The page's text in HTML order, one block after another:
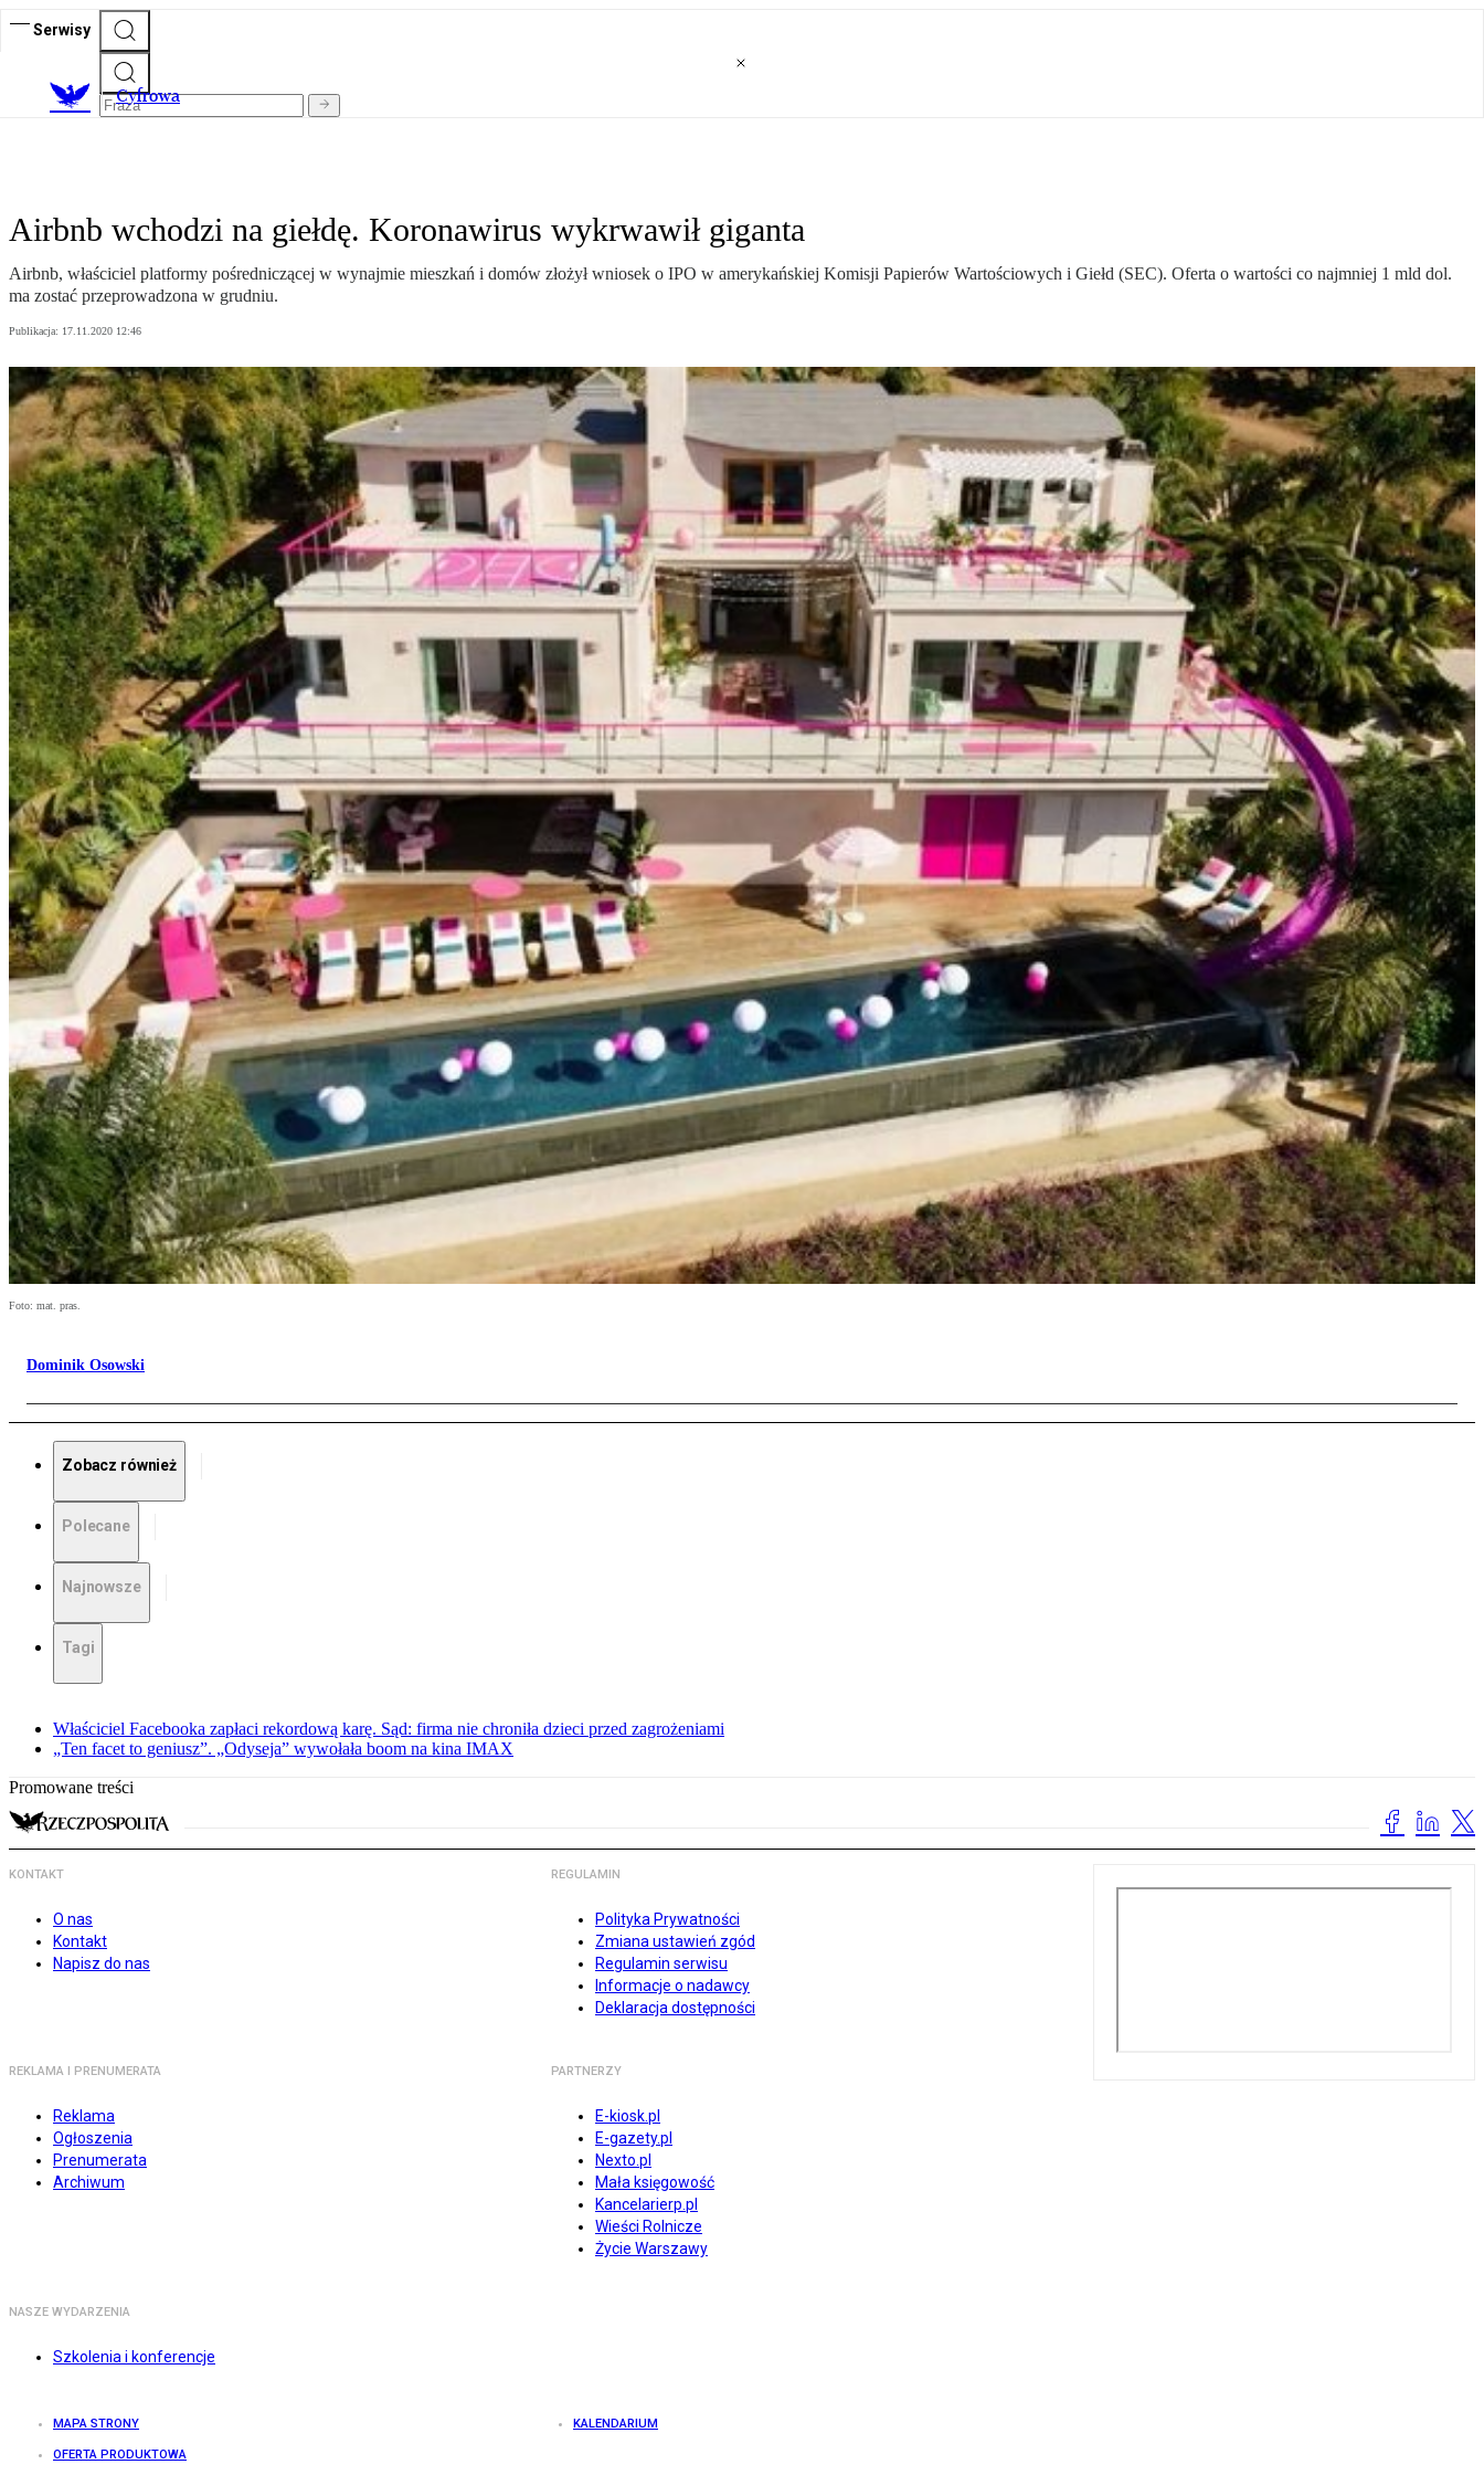
Serwisy
Cyfrowa
Airbnb wchodzi na giełdę. Koronawirus wykrwawił giganta
Airbnb, właściciel platformy pośredniczącej w wynajmie mieszkań i domów złożył wniosek o IPO w amerykańskiej Komisji Papierów Wartościowych i Giełd (SEC). Oferta o wartości co najmniej 1 mld dol.
ma zostać przeprowadzona w grudniu.
Publikacja: 17.11.2020 12:46
Foto: mat. pras.
Dominik Osowski
Zobacz również
Polecane
Najnowsze
Tagi
Właściciel Facebooka zapłaci rekordową karę. Sąd: firma nie chroniła dzieci przed zagrożeniami
„Ten facet to geniusz”. „Odyseja” wywołała boom na kina IMAX
Promowane treści
KONTAKT
O nas
Kontakt
Napisz do nas
REGULAMIN
Polityka Prywatności
Zmiana ustawień zgód
Regulamin serwisu
Informacje o nadawcy
Deklaracja dostępności
REKLAMA I PRENUMERATA
Reklama
Ogłoszenia
Prenumerata
Archiwum
PARTNERZY
E-kiosk.pl
E-gazety.pl
Nexto.pl
Mała księgowość
Kancelarierp.pl
Wieści Rolnicze
Życie Warszawy
NASZE WYDARZENIA
Szkolenia i konferencje
MAPA STRONY KALENDARIUM
OFERTA PRODUKTOWA